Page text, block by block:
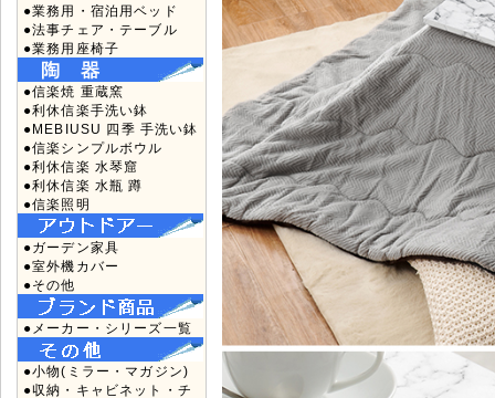
●業務用・宿泊用ベッド
●法事チェア・テーブル
●業務用座椅子
●信楽焼 重蔵窯
●利休信楽手洗い鉢
●MEBIUSU 四季 手洗い鉢
●信楽シンプルボウル
●利休信楽 水琴窟
●利休信楽 水瓶 蹲
●信楽照明
●ガーデン家具
●室外機カバー
●その他
●メーカー・シリーズ一覧
●小物(ミラー・マガジン)
●収納・キャビネット・チ